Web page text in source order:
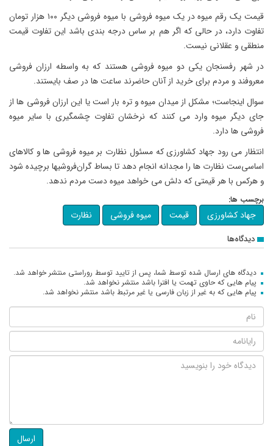
قیمت یک رقم میوه در یک میوه فروشی با میوه فروشی دیگر ۱۰۰ هزار تومان
تفاوت دارد، در حالی که اگر هم بر ساس درجه بندی باشد این تفاوت قیمت
منطقی و عقلانی نیست‌.
در شهر رفسنجان یکی دو میوه فروشی هستند که به واسطه ارزان فروشی
معروفند و مردم برای خرید از آنان حاضرند ساعت ها در صف بایستند.
سوال اینجاست؛ مشکل از میدان میوه و تره بار است یا این ارزان فروشی ها از
جای دیگر میوه وارد می کنند که نرخشان تفاوت چشمگیری با سایر میوه
فروشی ها دارد.
انتظار می رود جهاد کشاورزی که مسئول نظارت بر میوه فروشی ها و کالاهای
اساسی‌ست نظارت ها را مجدانه انجام دهد تا بساط گران‌فروشیها برچیده شود
و هرکس با هر قیمتی که دلش می خواهد میوه دست مردم ندهد.
برچسب ها:
جهاد کشاورزی قیمت میوه فروشی نظارت
دیدگاه‌ها
دیدگاه های ارسال شده توسط شما، پس از تایید توسط روراستی منتشر خواهد شد.
پیام هایی که حاوی تهمت یا افترا باشد منتشر نخواهد شد.
پیام هایی که به غیر از زبان فارسی یا غیر مرتبط باشد منتشر نخواهد شد.
ارسال